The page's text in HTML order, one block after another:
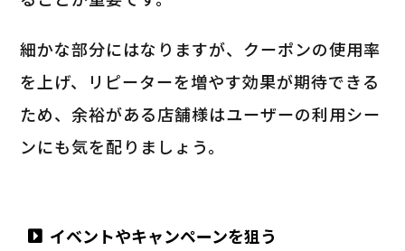
細かな部分にはなりますが、クーポンの使用率
を上げ、リピーターを増やす効果が期待できる
ため、余裕がある店舗様はユーザーの利用シー
ンにも気を配りましょう。
イベントやキャンペーンを狙う